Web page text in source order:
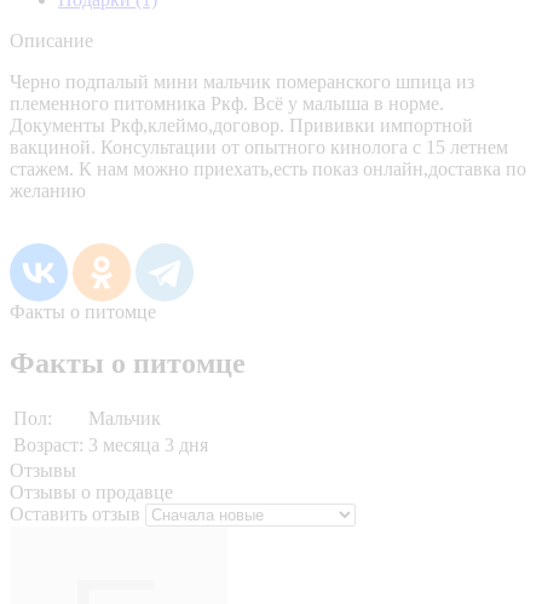
Описание
Черно подпалый мини мальчик померанского шпица из
племенного питомника Ркф. Всё у малыша в норме.
Документы Ркф,клеймо,договор. Прививки импортной
вакциной. Консультации от опытного кинолога с 15 летнем
стажем. К нам можно приехать,есть показ онлайн,доставка по
желанию
Факты о питомце
Факты о питомце
Пол:
Мальчик
Возраст: 3 месяца 3 дня
Отзывы
Отзывы о продавце
Оставить отзыв